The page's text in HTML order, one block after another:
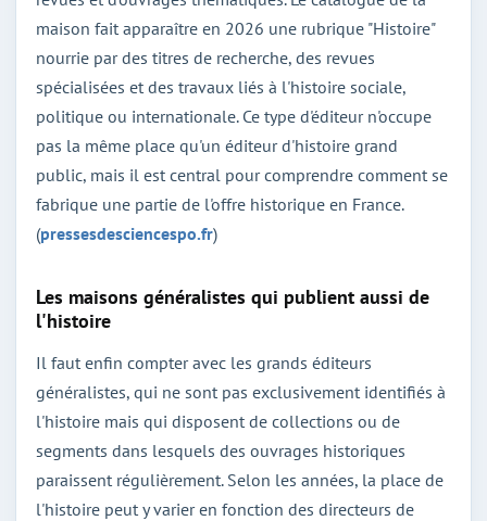
maison fait apparaître en 2026 une rubrique "Histoire"
nourrie par des titres de recherche, des revues
spécialisées et des travaux liés à l'histoire sociale,
politique ou internationale. Ce type d'éditeur n'occupe
pas la même place qu'un éditeur d'histoire grand
public, mais il est central pour comprendre comment se
fabrique une partie de l'offre historique en France.
(pressesdesciencespo.fr)
Les maisons généralistes qui publient aussi de
l'histoire
Il faut enfin compter avec les grands éditeurs
généralistes, qui ne sont pas exclusivement identifiés à
l'histoire mais qui disposent de collections ou de
segments dans lesquels des ouvrages historiques
paraissent régulièrement. Selon les années, la place de
l'histoire peut y varier en fonction des directeurs de